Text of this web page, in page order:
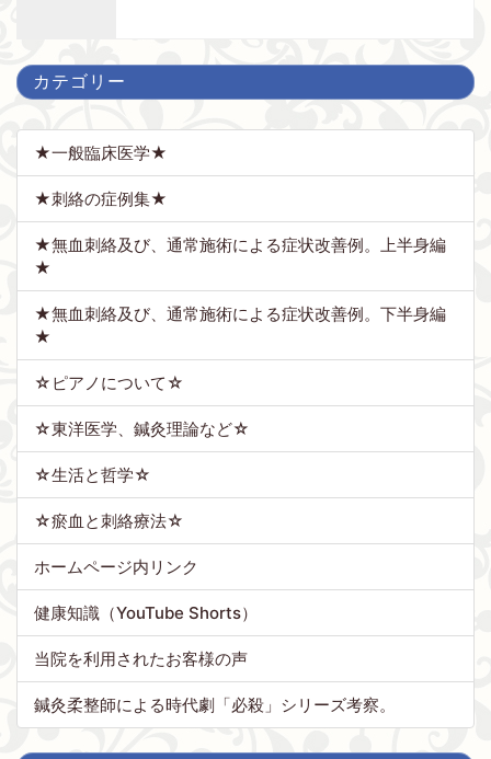
カテゴリー
★一般臨床医学★
★刺絡の症例集★
★無血刺絡及び、通常施術による症状改善例。上半身編
★
★無血刺絡及び、通常施術による症状改善例。下半身編
★
☆ピアノについて☆
☆東洋医学、鍼灸理論など☆
☆生活と哲学☆
☆瘀血と刺絡療法☆
ホームページ内リンク
健康知識（YouTube Shorts）
当院を利用されたお客様の声
鍼灸柔整師による時代劇「必殺」シリーズ考察。